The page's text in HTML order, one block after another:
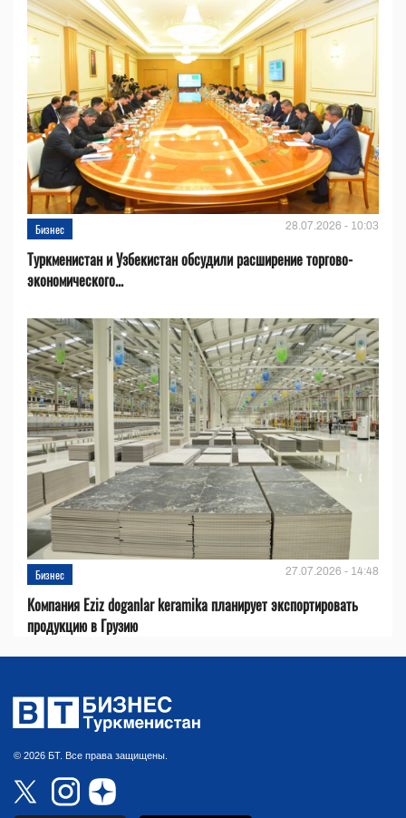
Бизнес 28.07.2026 - 10:03
Туркменистан и Узбекистан обсудили расширение торгово-
экономического...
Бизнес 27.07.2026 - 14:48
Компания Eziz doganlar keramika планирует экспортировать
продукцию в Грузию
© 2026 БТ. Все права защищены.